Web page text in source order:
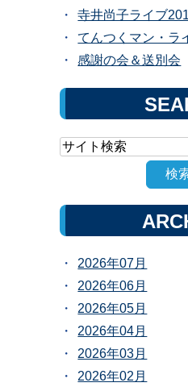
寺井尚子ライブ
てんつくマン・ラ
感謝の会＆送別会
2026年07月
2026年06月
2026年05月
2026年04月
2026年03月
2026年02月